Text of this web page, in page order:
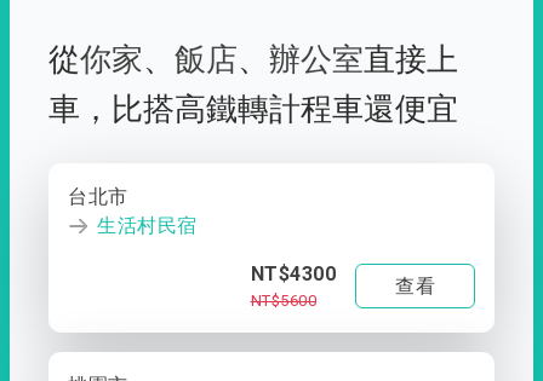
從你家、 飯店、 辦公室直接上
車， 比搭高鐵轉計程車還便宜
台北市
生活村民宿
NT$4300
NT$5600
查看